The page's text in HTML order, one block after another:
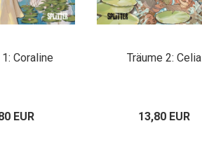
Coraline
EUR
Träume 2: Celia
13,80 EUR